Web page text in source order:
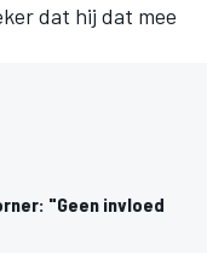
dat hij dat mee
"Geen invloed